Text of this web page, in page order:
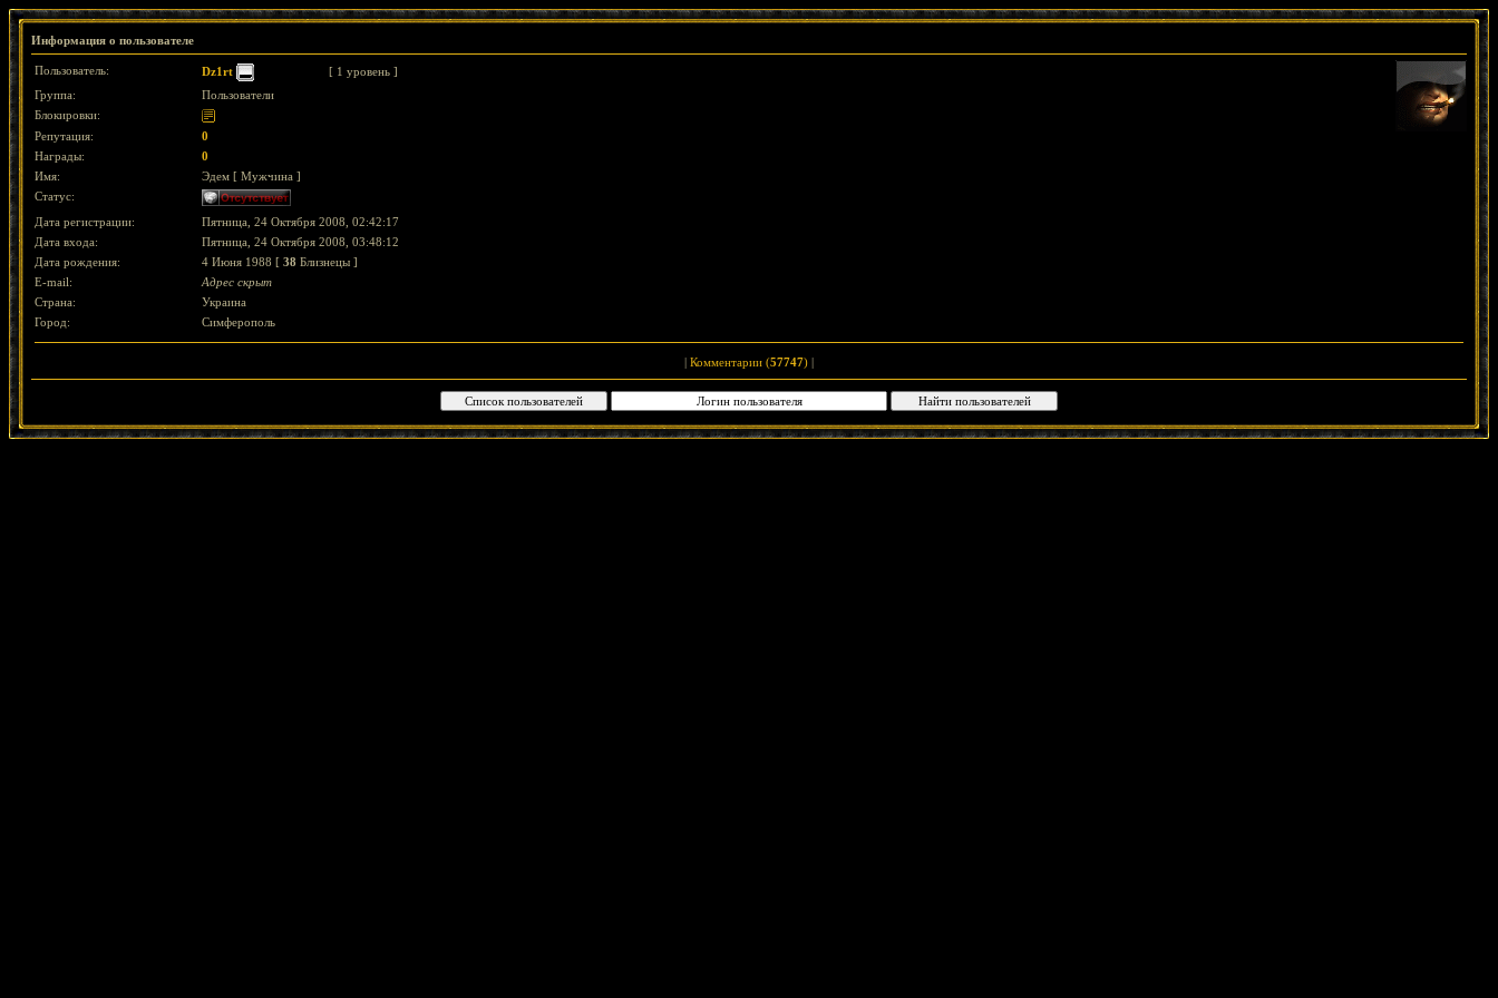
Информация о пользователе
Пользователь: Dz1rt
[ 1 уровень ]
Группа:
Пользователи
Блокировки:
Репутация:
0
Награды:
0
Имя:
Эдем [ Мужчина ]
Статус:
Дата регистрации:
Пятница, 24 Октября 2008, 02:42:17
Дата входа:
Пятница, 24 Октября 2008, 03:48:12
Дата рождения:
4 Июня 1988 [ 38 Близнецы ]
E-mail:
Адрес скрыт
Страна:
Украина
Город:
Симферополь
Комментарии (57747)